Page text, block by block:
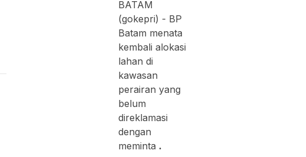
BATAM
(gokepri) - BP
Batam menata
kembali alokasi
lahan di
kawasan
perairan yang
belum
direklamasi
dengan
meminta .